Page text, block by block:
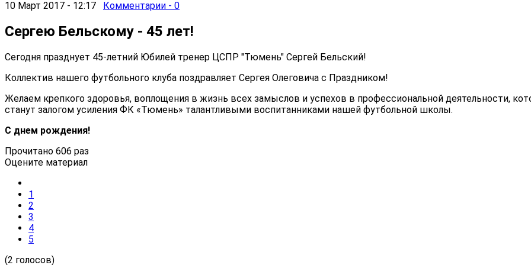
10 Март 2017 - 12:17 Комментарии - 0
Сергею Бельскому - 45 лет!
Сегодня празднует 45-летний Юбилей тренер ЦСПР "Тюмень" Сергей Бельский!
Коллектив нашего футбольного клуба поздравляет Сергея Олеговича с Праздником!
Желаем крепкого здоровья, воплощения в жизнь всех замыслов и успехов в профессиональной деятельности,
станут залогом усиления ФК «Тюмень» талантливыми воспитанниками нашей футбольной школы.
С днем рождения!
Прочитано 606 раз
Оцените материал
1
2
3
4
5
(2 голосов)